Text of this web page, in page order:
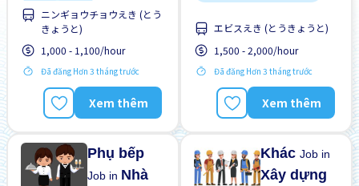
Giao dịch đã thanh toán
Ít hơn theo thời gian
Lao động người nước
ngoài
Vài giờ làm việc
ニンギョウチョウえき (とう
きょうと)
1,000 - 1,100/hour
Đã đăng Hơn 3 tháng trước
Xem thêm
エビスえき (とうきょうと)
1,500 - 2,000/hour
Đã đăng Hơn 3 tháng trước
Xem thêm
Phụ bếp
Job in Nhà
KhácJob in
Xây dựng